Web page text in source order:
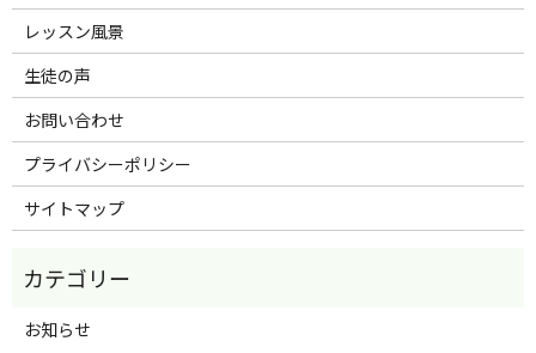
レッスン風景
生徒の声
お問い合わせ
プライバシーポリシー
サイトマップ
お知らせ